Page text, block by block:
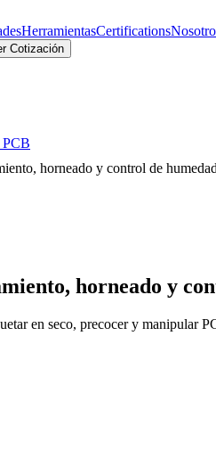
HerramientasCertifications
Cotización
PCB
horneado y control de
horneado y
en seco, precocer y manipular